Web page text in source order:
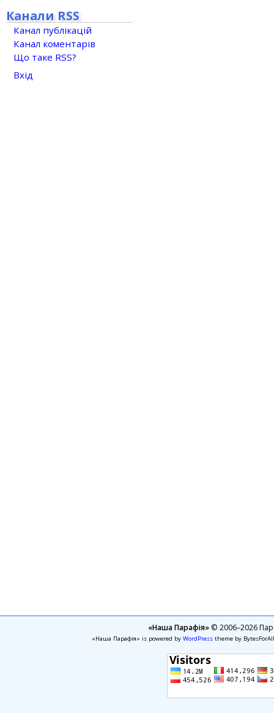
Канали RSS
Канал публікацій
Канал коментарів
Що таке RSS?
Вхід
«Наша Парафія»© 2006–2026
«Наша Парафія» is powered by WordPresstheme by